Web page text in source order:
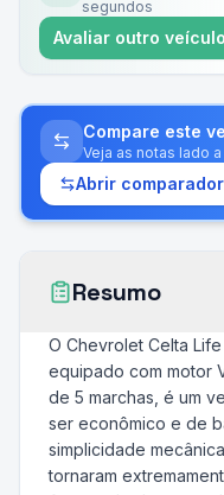
segundos
Avaliar outro veículo
Compare este
Veja as notas lado
Abrir comparador
Resumo
O Chevrolet Celta Life
equipado com motor
de 5 marchas, é um
ser econômico e de
simplicidade
tornaram